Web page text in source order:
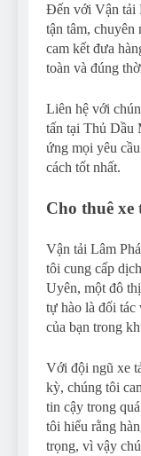
Đến với Vận tải
tận tâm, chuyên
cam kết đưa
toàn và đúng
Liên hệ với
tấn tại Thủ Dầu
ứng mọi yêu
cách tốt nhất.
Cho thuê
Vận tải Lâm
tôi cung cấp
Uyên, một đô
tự hào là đối tác
của bạn trong
Với đội ngũ xe
kỳ, chúng tôi
tin cậy trong
tôi hiểu rằng
trọng, vì vậy